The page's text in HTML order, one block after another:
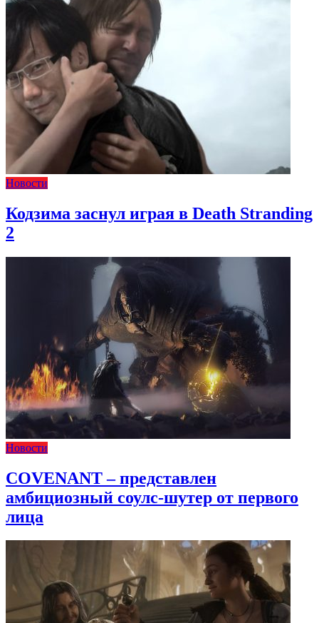
Новости
Кодзима заснул играя в Death Stranding
2
Новости
COVENANT – представлен
амбициозный соулс-шутер от первого
лица